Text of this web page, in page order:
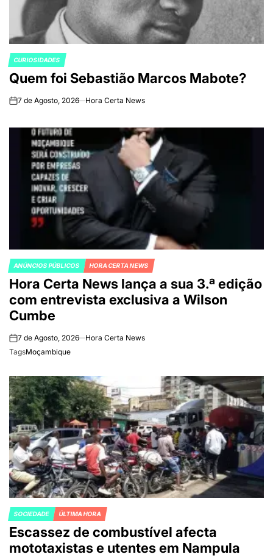
POSTED
IN
CURIOSIDADES
Quem foi Sebastião Marcos Mabote?
on7 de Agosto, 2026 Hora Certa News
POSTED
IN
ANÚNCIOS PÚBLICOS HORA CERTA NEWS
Hora Certa News lança a sua 3.ª edição
com entrevista exclusiva a Wilson
Cumbe
on7 de Agosto, 2026
Hora Certa News
TagsMoçambique
POSTED
IN
SOCIEDADE ÚLTIMA HORA
Escassez de combustível afecta
mototaxistas e utentes em Nampula